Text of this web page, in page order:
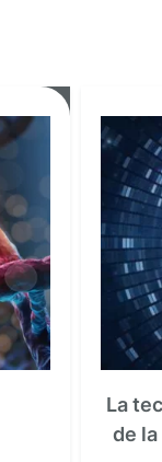
La
de